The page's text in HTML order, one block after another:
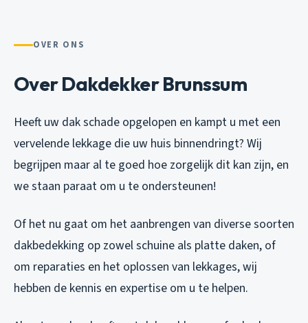
OVER ONS
Over Dakdekker Brunssum
Heeft uw dak schade opgelopen en kampt u met een
vervelende lekkage die uw huis binnendringt? Wij
begrijpen maar al te goed hoe zorgelijk dit kan zijn, en
we staan paraat om u te ondersteunen!
Of het nu gaat om het aanbrengen van diverse soorten
dakbedekking op zowel schuine als platte daken, of
om reparaties en het oplossen van lekkages, wij
hebben de kennis en expertise om u te helpen.